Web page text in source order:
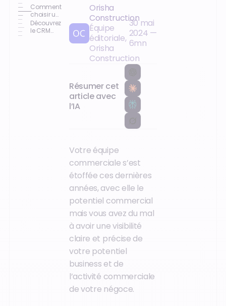
Comment
choisir un
CRM
métier ?
Découvrez
le CRM
Orisha
Construction
Équipe
éditoriale,
Orisha
Construction
30 mai
2024 —
6mn
Résumer cet
article avec
l’IA
Votre équipe
commerciale s’est
étoffée ces dernières
années, avec elle le
potentiel commercial
mais vous avez du mal
à avoir une visibilité
claire et précise de
votre potentiel
business et de
l’activité commerciale
de votre négoce.